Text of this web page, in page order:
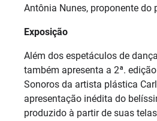
Antônia Nunes, proponente do
Exposição
Além dos espetáculos de
também apresenta a 2ª.
Sonoros da artista plástica
apresentação inédita do
produzido à partir de suas